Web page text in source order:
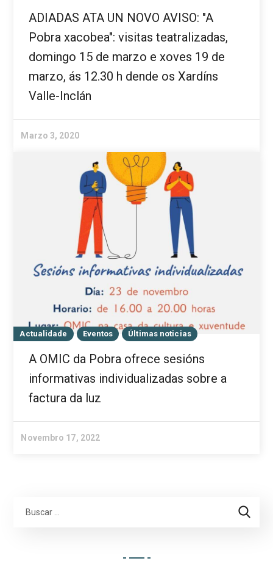
ADIADAS ATA UN NOVO AVISO: "A
Pobra xacobea": visitas teatralizadas,
domingo 15 de marzo e xoves 19 de
marzo, ás 12.30 h dende os Xardíns
Valle-Inclán
Marzo 3, 2020
Actualidade Eventos Últimas noticias
A OMIC da Pobra ofrece sesións
informativas individualizadas sobre a
factura da luz
Novembro 17, 2022